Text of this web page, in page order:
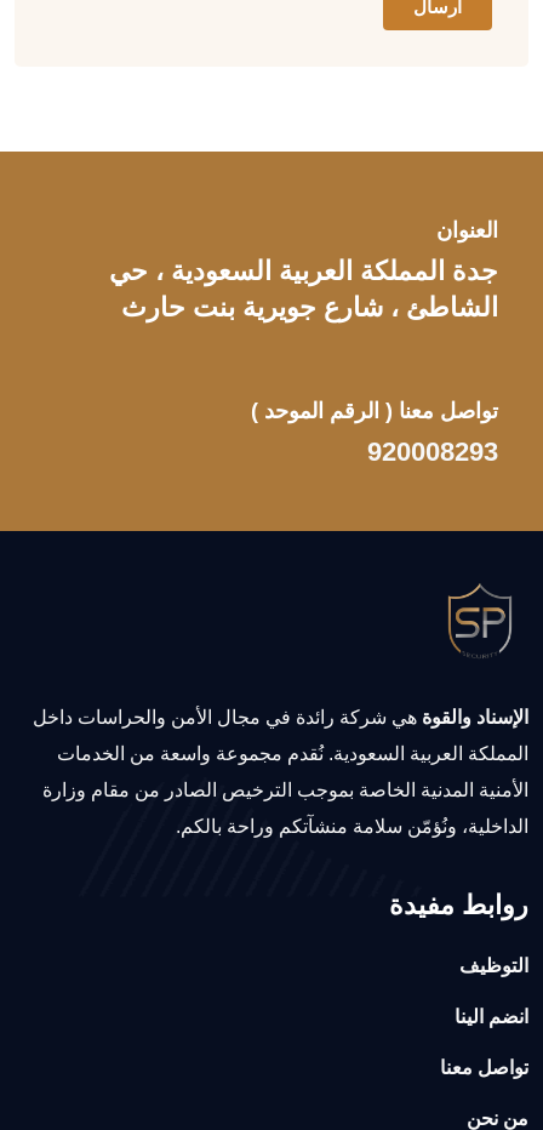
العنوان
جدة المملكة العربية السعودية ، حي
الشاطئ ، شارع جويرية بنت حارث
تواصل معنا ( الرقم الموحد )
920008293
الإسناد والقوة هي شركة رائدة في مجال الأمن والحراسات داخل
المملكة العربية السعودية. نُقدم مجموعة واسعة من الخدمات
الأمنية المدنية الخاصة بموجب الترخيص الصادر من مقام وزارة
الداخلية، ونُؤمّن سلامة منشآتكم وراحة بالكم.
روابط مفيدة
التوظيف
انضم الينا
تواصل معنا
من نحن